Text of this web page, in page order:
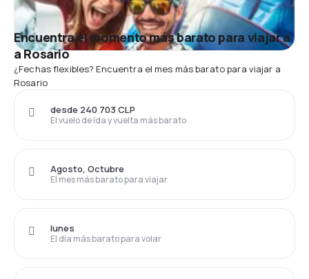
Encuentra el momento más barato para viajar a
a Rosario
¿Fechas flexibles? Encuentra el mes más barato para viajar a
Rosario
El vuelo de ida y vuelta más barato
desde 240 703 CLP
El mes más barato para viajar
Agosto, Octubre
El día más barato para volar
lunes